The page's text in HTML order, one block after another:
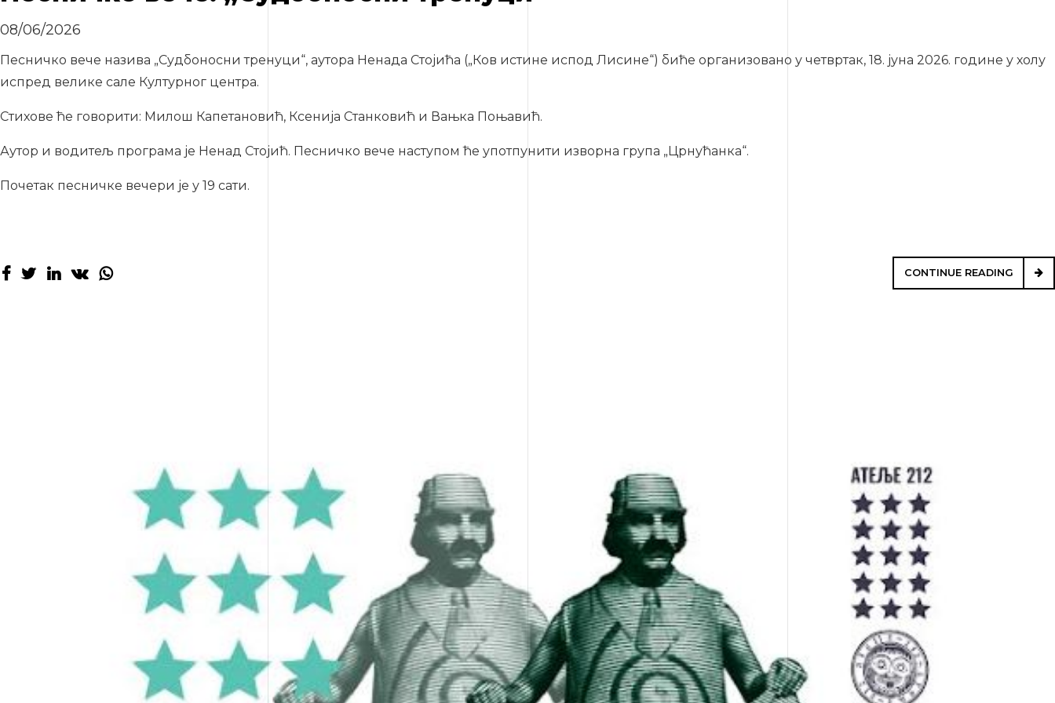
08/06/2026
Песничко вече назива „Судбоносни тренуци“, аутора Ненада Стојића („Ков истине испод Лисине“) биће организовано у четвртак, 18. јуна 2026. године у холу
испред велике сале Културног центра.
Стихове ће говорити: Милош Капетановић, Ксенија Станковић и Вањка Поњавић.
Аутор и водитељ програма је Ненад Стојић. Песничко вече наступом ће употпунити изворна група „Црнућанка“.
Почетак песничке вечери је у 19 сати.
CONTINUE READING